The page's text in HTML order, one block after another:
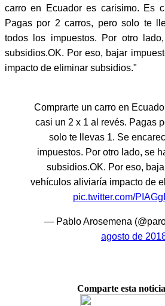
carro en Ecuador es carisimo. Es
Pagas por 2 carros, pero solo te
todos los impuestos. Por otro
subsidios.OK. Por eso, bajar
impacto de eliminar subsidios."
Comprarte un carro en
casi un 2 x 1 al revés. Pagas
solo te llevas 1. Se
impuestos. Por otro lado, se
subsidios.OK. Por eso,
vehículos aliviaría impacto de
pic.twitter.com/
— Pablo Arosemena
agosto de
Comparte esta